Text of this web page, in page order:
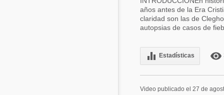
años antes de la Era
claridad son las de
autopsias de casos de
equalizer Estadísticas remove_red_eye
Video publicado el 27 de